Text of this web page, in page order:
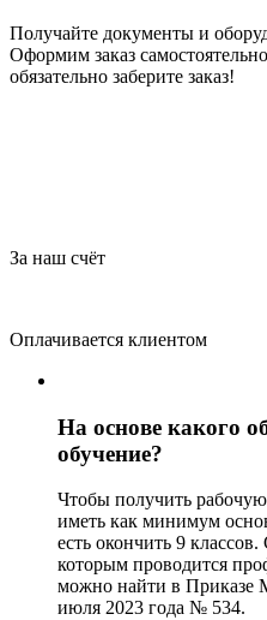
Получайте документы и
Оформим заказ
обязательно заберите заказ!
За наш счёт
Оплачивается клиентом
На основе какого
обучение?
Чтобы получить
иметь как минимум
есть окончить 9
которым проводится
можно найти в Приказе
июля 2023 года № 534.